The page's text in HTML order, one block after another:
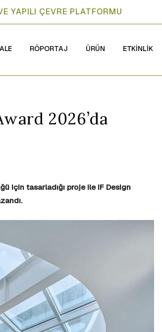
YAPILI ÇEVRE PLATFORMU
RÖPORTAJ ÜRÜN ETKİNLİK
2026’da
için tasarladığı proje ile iF Design